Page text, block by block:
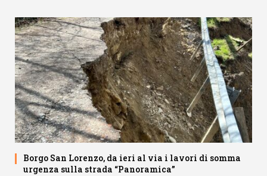
Borgo San Lorenzo, da ieri al via i lavori di somma
urgenza sulla strada “Panoramica”